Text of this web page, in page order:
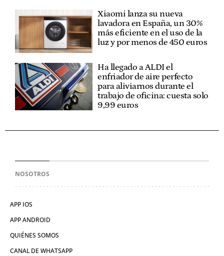
Xiaomi lanza su nueva
lavadora en España, un 30%
más eficiente en el uso de la
luz y por menos de 450 euros
Ha llegado a ALDI el
enfriador de aire perfecto
para aliviarnos durante el
trabajo de oficina: cuesta solo
9,99 euros
NOSOTROS
APP IOS
APP ANDROID
QUIÉNES SOMOS
CANAL DE WHATSAPP